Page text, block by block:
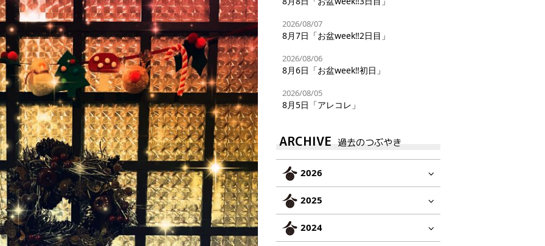
2026/08/07
8月7日「お盆week‼︎2日目」
2026/08/06
8月6日「お盆week‼︎初日」
2026/08/05
8月5日「アレコレ」
ARCHIVE 過去のつぶやき
2026
2025
2024